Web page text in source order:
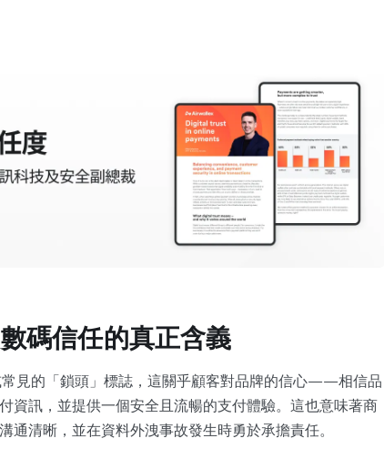
碼信任的真正含義
常見的「鎖頭」標誌，這關乎顧客對品牌的信心——相信品
資訊，並提供一個安全且流暢的支付體驗。這也意味著商
通清晰，並在資料外洩事故發生時勇於承擔責任。